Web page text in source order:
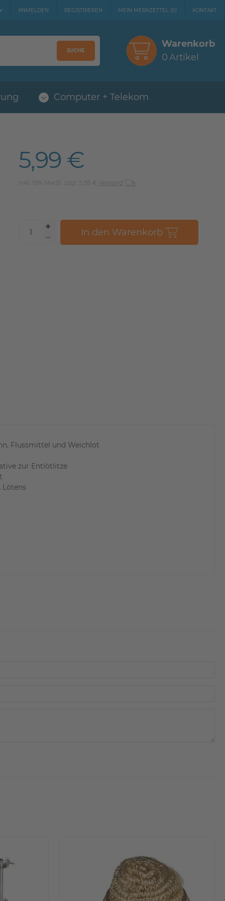
ANMELDEN REGISTRIEREN MEIN MERKZETTEL (0) KONTAKT
SUCHE
Warenkorb
0Artikel
Computer + Telekom
5,99 €
inkl. 19% MwSt. zzgl. 5,95 € Versand
In den Warenkorb
Flussmittel und Weichlot
zur Entlötlitze